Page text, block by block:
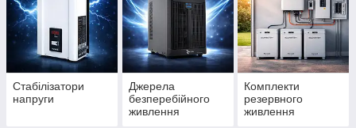
Стабілізатори
напруги
Джерела
безперебійного
живлення
Комплекти
резервного
живлення